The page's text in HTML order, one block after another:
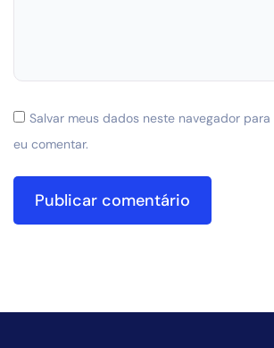
Salvar meus dados neste navegador
eu comentar.